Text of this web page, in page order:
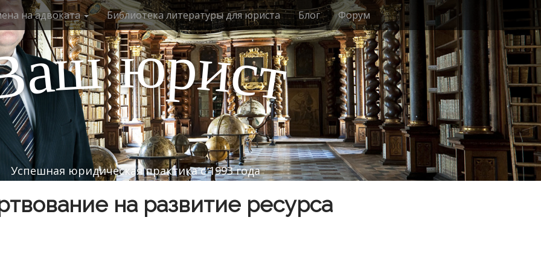
на адвоката Библиотека литературы для юриста Блог Форум
аш юрист
Успешная юридическая практика с 1993 года
на развитие ресурса